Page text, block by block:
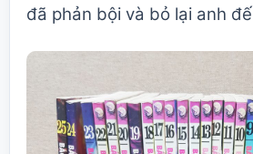
đã phản bội và bỏ lại anh